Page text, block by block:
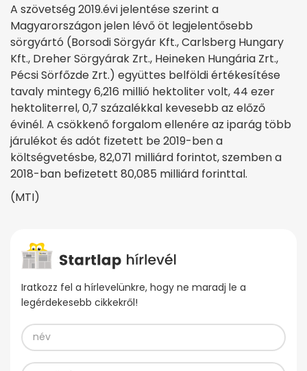
A szövetség 2019.évi jelentése szerint a
Magyarországon jelen lévő öt legjelentősebb
sörgyártó (Borsodi Sörgyár Kft., Carlsberg Hungary
Kft., Dreher Sörgyárak Zrt., Heineken Hungária Zrt.,
Pécsi Sörfőzde Zrt.) együttes belföldi értékesítése
tavaly mintegy 6,216 millió hektoliter volt, 44 ezer
hektoliterrel, 0,7 százalékkal kevesebb az előző
évinél. A csökkenő forgalom ellenére az iparág több
járulékot és adót fizetett be 2019-ben a
költségvetésbe, 82,071 milliárd forintot, szemben a
2018-ban befizetett 80,085 milliárd forinttal.
(MTI)
Iratkozz fel a hírlevelünkre, hogy ne maradj le a
legérdekesebb cikkekről!